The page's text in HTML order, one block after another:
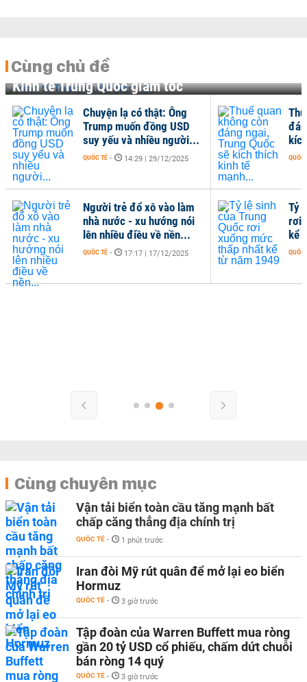
Cùng chủ đề
Kinh tế Trung Quốc giảm tốc
Tỷ
rơi
kể
QUỐC
Chuyện lạ có thật: Ông
Trump muốn đồng USD
suy yếu và nhiều người...
QUỐC TẾ - 14:29 | 29/12/2025
Người trẻ đổ xô vào làm
nhà nước - xu hướng nói
lên nhiều điều về nền...
QUỐC TẾ - 17:17 | 17/12/2025
QUỐC
Cùng chuyên mục
Vận tải biển toàn cầu tăng mạnh bất
chấp căng thẳng địa chính trị
QUỐC TẾ - 1 phút trước
Iran đòi Mỹ rút quân để mở lại eo biển
Hormuz
QUỐC TẾ - 3 giờ trước
Tập đoàn của Warren Buffett mua ròng
gần 20 tỷ USD cổ phiếu, chấm dứt chuỗi
bán ròng 14 quý
QUỐC TẾ - 3 giờ trước